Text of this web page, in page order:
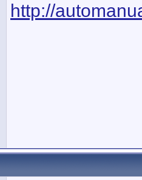
http://